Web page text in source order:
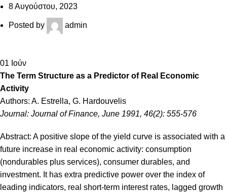
8 Αυγούστου, 2023
Posted by admin
01 Ιούν
The Term Structure as a Predictor of Real Economic
Activity
Authors: A. Estrella, G. Hardouvelis
Journal: Journal of Finance, June 1991, 46(2): 555-576
Abstract: A positive slope of the yield curve is associated with a
future increase in real economic activity: consumption
(nondurables plus services), consumer durables, and
investment. It has extra predictive power over the index of
leading indicators, real short-term interest rates, lagged growth